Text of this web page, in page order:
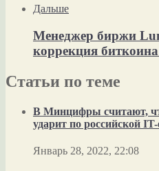
Дальше
Менеджер биржи
коррекция
Статьи по теме
В Минцифры считают,
ударит по российской
Январь 28, 2022, 22:08